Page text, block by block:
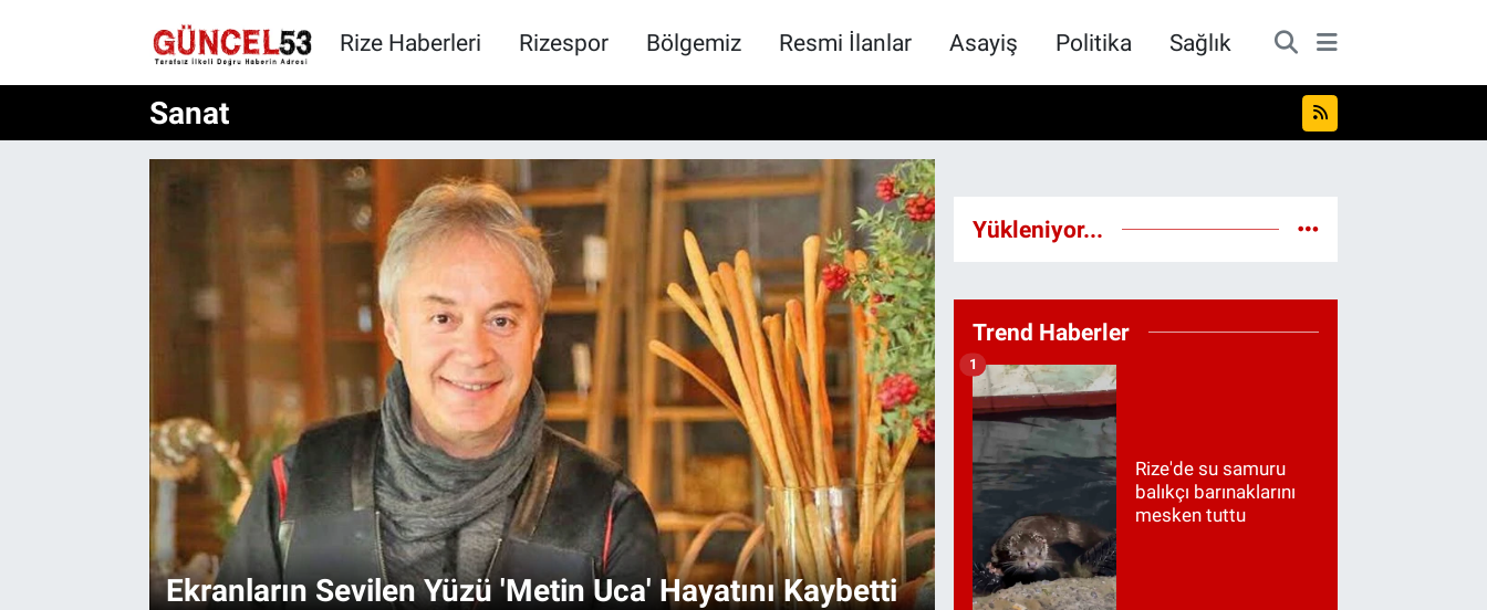
Rize Haberleri Rizespor Bölgemiz Resmi İlanlar Asayiş Politika Sağlık
Sanat
Ekranların Sevilen Yüzü 'Metin Uca' Hayatını Kaybetti
Eskişehir'de Gülşen Konseri |
konseri Gülşen Sahne Aldı
Yükleniyor...
Trend Haberler
Rize'de su samuru
balıkçı barınaklarını
mesken tuttu
1